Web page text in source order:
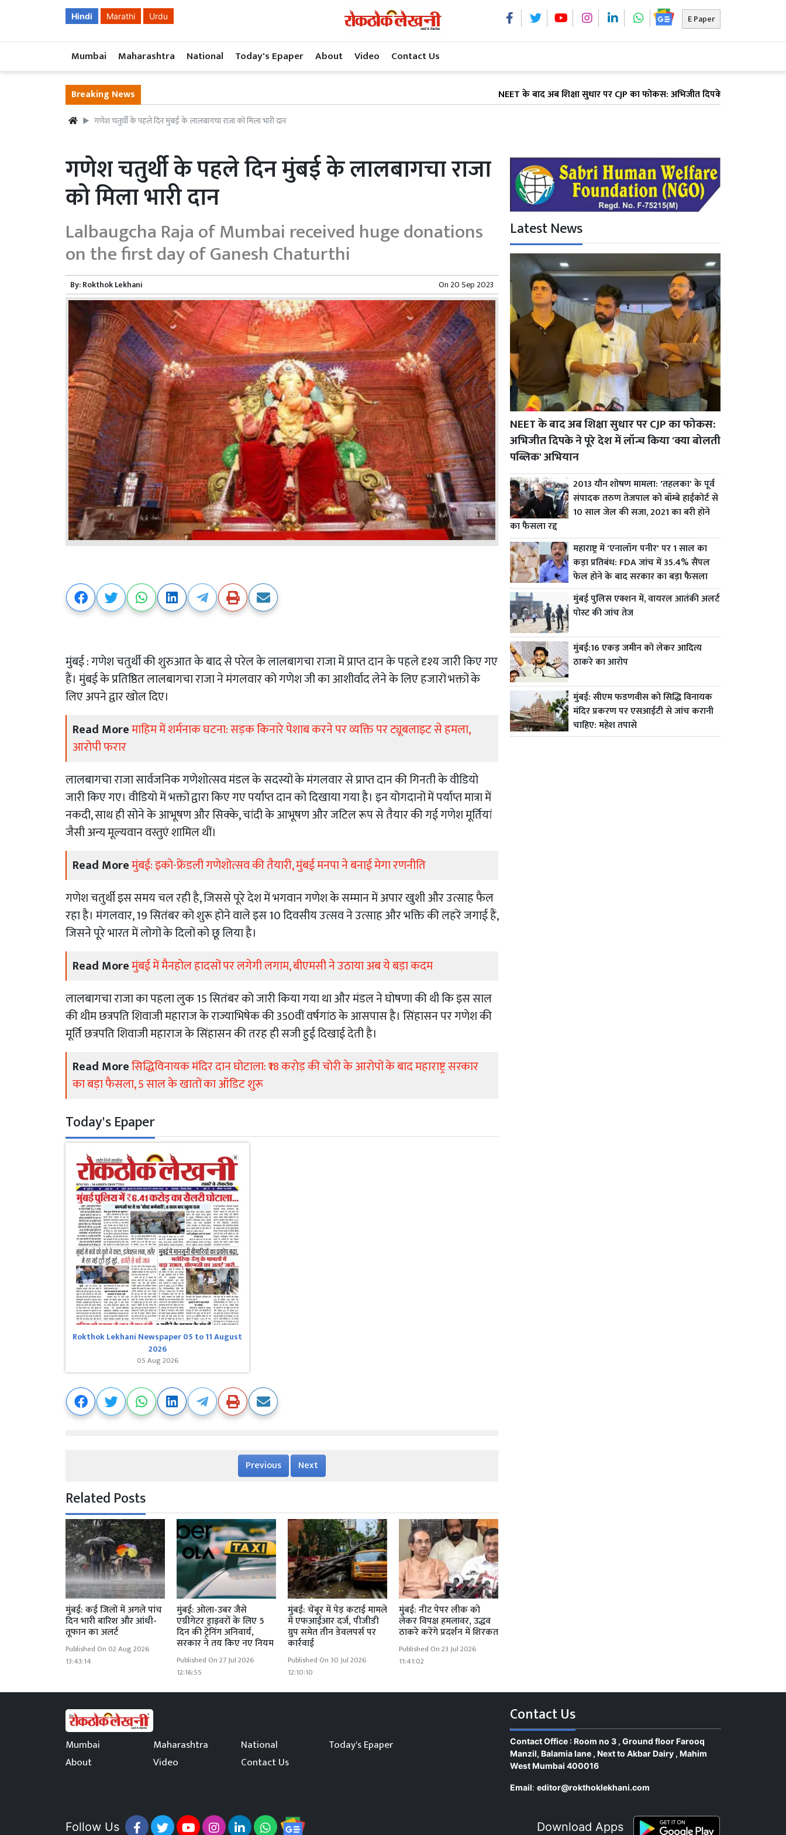
Hindi Marathi Urdu E Paper
Mumbai Maharashtra National Today's Epaper About Video Contact Us
Breaking News NEET के बाद अब शिक्षा सुधार पर CJP का फोकस: अभिजीत दिपके ने पूरे देश में लॉन्च किया
गणेश चतुर्थी के पहले दिन मुंबई के लालबागचा राजा को मिला भारी दान
गणेश चतुर्थी के पहले दिन मुंबई के लालबागचा राजा
को मिला भारी दान
Lalbaugcha Raja of Mumbai received huge donations
on the first day of Ganesh Chaturthi
By:Rokthok Lekhani On20 Sep 2023
मुंबई : गणेश चतुर्थी की शुरुआत के बाद से परेल के लालबागचा राजा में प्राप्त दान के पहले दृश्य जारी किए गए
हैं। मुंबई के प्रतिष्ठित लालबागचा राजा ने मंगलवार को गणेश जी का आशीर्वाद लेने के लिए हजारों भक्तों के
लिए अपने द्वार खोल दिए।
Read Moreमाहिम में शर्मनाक घटना: सड़क किनारे पेशाब करने पर व्यक्ति पर ट्यूबलाइट से हमला,
आरोपी फरार
लालबागचा राजा सार्वजनिक गणेशोत्सव मंडल के सदस्यों के मंगलवार से प्राप्त दान की गिनती के वीडियो
जारी किए गए। वीडियो में भक्तों द्वारा किए गए पर्याप्त दान को दिखाया गया है। इन योगदानों में पर्याप्त मात्रा में
नकदी, साथ ही सोने के आभूषण और सिक्के, चांदी के आभूषण और जटिल रूप से तैयार की गई गणेश मूर्तियां
जैसी अन्य मूल्यवान वस्तुएं शामिल थीं।
Read Moreमुंबई: इको-फ्रेंडली गणेशोत्सव की तैयारी, मुंबई मनपा ने बनाई मेगा रणनीति
गणेश चतुर्थी इस समय चल रही है, जिससे पूरे देश में भगवान गणेश के सम्मान में अपार खुशी और उत्साह फैल
रहा है। मंगलवार, 19 सितंबर को शुरू होने वाले इस 10 दिवसीय उत्सव ने उत्साह और भक्ति की लहरें जगाई हैं,
जिसने पूरे भारत में लोगों के दिलों को छू लिया है।
Read Moreमुंबई में मैनहोल हादसों पर लगेगी लगाम, बीएमसी ने उठाया अब ये बड़ा कदम
लालबागचा राजा का पहला लुक 15 सितंबर को जारी किया गया था और मंडल ने घोषणा की थी कि इस साल
की थीम छत्रपति शिवाजी महाराज के राज्याभिषेक की 350वीं वर्षगांठ के आसपास है। सिंहासन पर गणेश की
मूर्ति छत्रपति शिवाजी महाराज के सिंहासन की तरह ही सजी हुई दिखाई देती है।
Read Moreसिद्धिविनायक मंदिर दान घोटाला: ₹18 करोड़ की चोरी के आरोपों के बाद महाराष्ट्र सरकार
का बड़ा फैसला, 5 साल के खातों का ऑडिट शुरू
Today's Epaper
Rokthok Lekhani Newspaper 05 to 11 August
2026
05 Aug 2026
Previous Next
Related Posts
मुंबई: कई जिलों में अगले पांच
दिन भारी बारिश और आंधी-
तूफान का अलर्ट
Published On 02 Aug 2026
13:43:14
मुंबई: ओला-उबर जैसे
एग्रीगेटर ड्राइवरों के लिए 5
दिन की ट्रेनिंग अनिवार्य,
सरकार ने तय किए नए नियम
Published On 27 Jul 2026
12:16:55
मुंबई: चेंबूर में पेड़ कटाई मामले
में एफआईआर दर्ज, पीजीडी
ग्रुप समेत तीन डेवलपर्स पर
कार्रवाई
Published On 30 Jul 2026
12:10:10
मुंबई: नीट पेपर लीक को
लेकर विपक्ष हमलावर, उद्धव
ठाकरे करेंगे प्रदर्शन में शिरकत
Published On 23 Jul 2026
11:41:02
Latest News
NEET के बाद अब शिक्षा सुधार पर CJP का फोकस:
अभिजीत दिपके ने पूरे देश में लॉन्च किया 'क्या बोलती
पब्लिक' अभियान
2013 यौन शोषण मामला: 'तहलका' के पूर्व
संपादक तरुण तेजपाल को बॉम्बे हाईकोर्ट से
10 साल जेल की सजा, 2021 का बरी होने
का फैसला रद्द
महाराष्ट्र में 'एनालॉग पनीर' पर 1 साल का
कड़ा प्रतिबंध: FDA जांच में 35.4% सैंपल
फेल होने के बाद सरकार का बड़ा फैसला
मुंबई पुलिस एक्शन में, वायरल आतंकी अलर्ट
पोस्ट की जांच तेज
मुंबई:16 एकड़ जमीन को लेकर आदित्य
ठाकरे का आरोप
मुंबई: सीएम फडणवीस को सिद्धि विनायक
मंदिर प्रकरण पर एसआईटी से जांच करानी
चाहिए: महेश तपासे
Mumbai Maharashtra National
Today's Epaper
About
Video Contact Us
Contact Us
Contact Office : Room no 3 , Ground floor Farooq
Manzil, Balamia lane , Next to Akbar Dairy , Mahim
West Mumbai 400016
Email: editor@rokthoklekhani.com
Download Apps